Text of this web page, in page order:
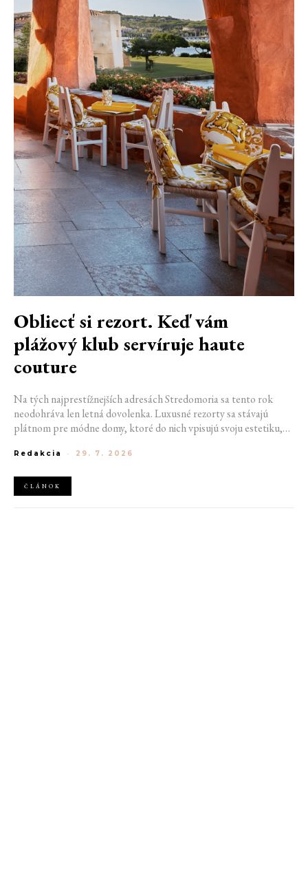
Obliecť si rezort. Keď vám
plážový klub servíruje haute
couture
Na tých najprestížnejších adresách Stredomoria sa tento rok
neodohráva len letná dovolenka. Luxusné rezorty sa stávajú
plátnom pre módne domy, ktoré do nich vpisujú svoju estetiku,
svoj charakteristický svet. Plážové kluby, bazény aj unikátne
svetových značiek.
Redakcia - 29. 7. 2026
ČLÁNOK